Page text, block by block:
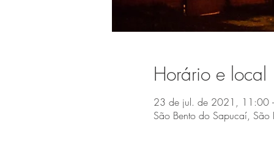
Horário e local
23 de jul. de 2021, 11:00
São Bento do Sapucaí,